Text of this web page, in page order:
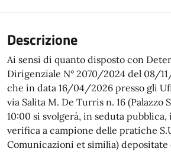
Descrizione
Ai sensi di quanto disposto con
Dirigenziale N° 2070/2024 del 08/
che in data 16/04/2026 presso gli
via Salita M. De Turris n. 16 (Palazzo
10:00 si svolgerà, in seduta
verifica a campione delle pratiche
Comunicazioni et similia) depositate